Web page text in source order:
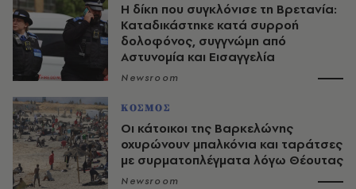
H δίκη που συγκλόνισε τη Βρετανία:
Καταδικάστηκε κατά συρροή
δολοφόνος, συγγνώμη από
Αστυνομία και Εισαγγελία
Newsroom
ΚΟΣΜΟΣ
Οι κάτοικοι της Βαρκελώνης
οχυρώνουν μπαλκόνια και ταράτσες
με συρματοπλέγματα λόγω Θέουτας
Newsroom